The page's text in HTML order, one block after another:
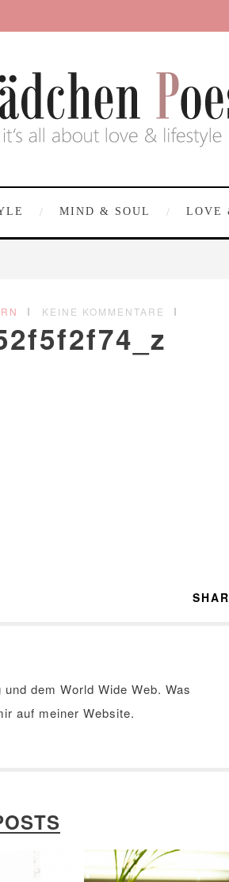
MIND & SOUL LOVE
KEINE KOMMENTARE
dem World Wide Web. Was
auf meiner Website.